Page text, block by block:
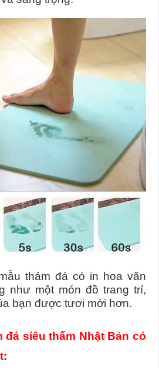
thảm đá có in hoa văn
như một món đồ trang trí,
bạn được tươi mới hơn.
đá siêu thấm Nhật Bản có